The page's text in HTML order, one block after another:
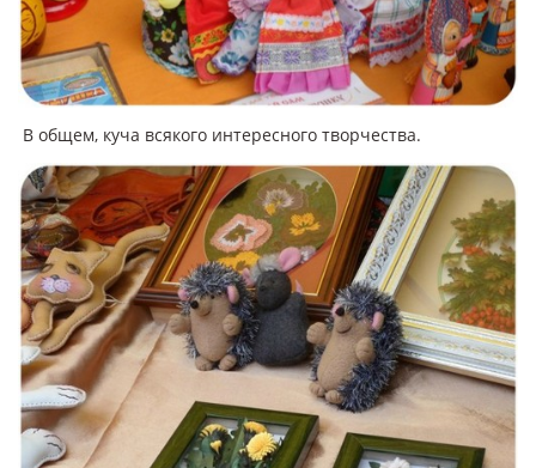
В общем, куча всякого интересного творчества.